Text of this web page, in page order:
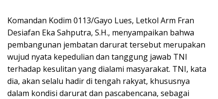
Komandan Kodim 0113/Gayo Lues, Letkol Arm Fran
Desiafan Eka Sahputra, S.H., menyampaikan bahwa
pembangunan jembatan darurat tersebut merupakan
wujud nyata kepedulian dan tanggung jawab TNI
terhadap kesulitan yang dialami masyarakat. TNI, kata
dia, akan selalu hadir di tengah rakyat, khususnya
dalam kondisi darurat dan pascabencana, sebagai